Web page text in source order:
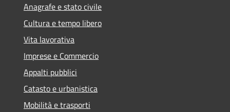
Anagrafe e stato civile
Cultura e tempo libero
Vita lavorativa
Imprese e Commercio
Appalti pubblici
Catasto e urbanistica
Mobilità e trasporti